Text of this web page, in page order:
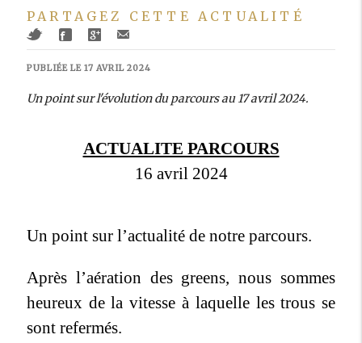
PARTAGEZ CETTE ACTUALITÉ
PUBLIÉE LE 17 AVRIL 2024
Un point sur l'évolution du parcours au 17 avril 2024.
ACTUALITE PARCOURS
16 avril 2024
Un point sur l’actualité de notre parcours.
Après l’aération des greens, nous sommes
heureux de la vitesse à laquelle les trous se
sont refermés.